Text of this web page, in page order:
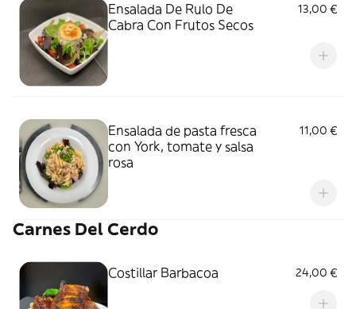
Ensalada De Rulo De
Cabra Con Frutos Secos
13,00 €
Ensalada de pasta fresca
con York, tomate y salsa
rosa
11,00 €
Carnes Del Cerdo
Costillar Barbacoa 24,00 €